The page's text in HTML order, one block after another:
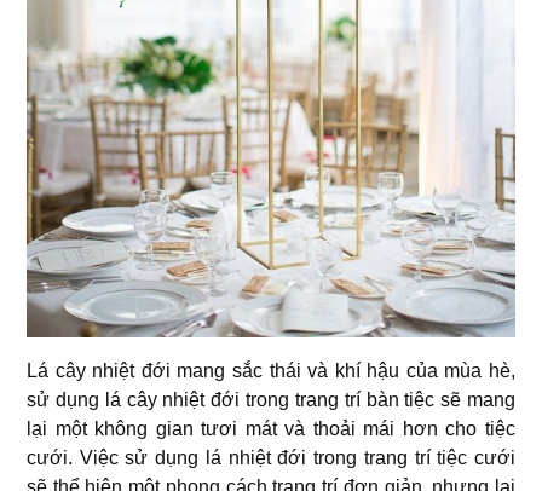
Lá cây nhiệt đới mang sắc thái và khí hậu của mùa hè,
sử dụng lá cây nhiệt đới trong trang trí bàn tiệc sẽ mang
lại một không gian tươi mát và thoải mái hơn cho tiệc
cưới. Việc sử dụng lá nhiệt đới trong trang trí tiệc cưới
sẽ thể hiện một phong cách trang trí đơn giản, nhưng lại